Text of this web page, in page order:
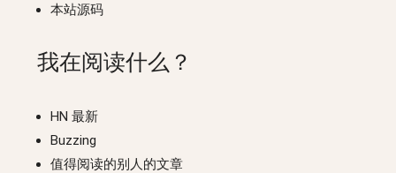
本站源码
我在阅读什么？
HN 最新
Buzzing
值得阅读的别人的文章